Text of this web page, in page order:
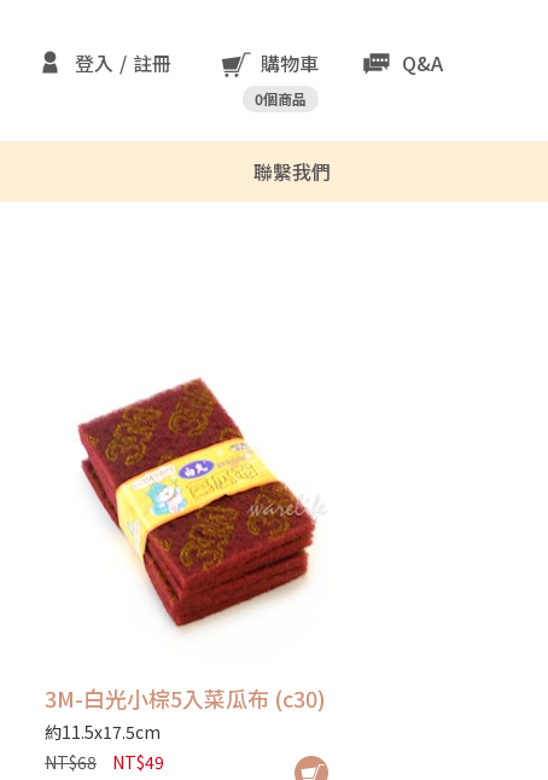
登入 註冊 購物車
0個商品
Q&A
聯繫我們
3M-白光小棕5入菜瓜布 (c30)
約11.5x17.5cm
NT$68
NT$49